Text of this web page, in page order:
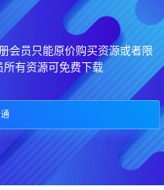
会员只能原价购买资源或者限
所有资源可免费下载